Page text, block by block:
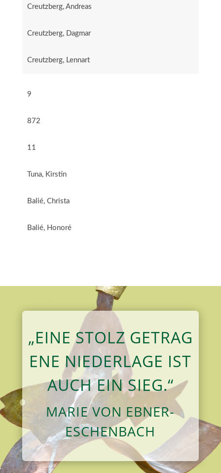
Creutzberg, Andreas
Creutzberg, Dagmar
Creutzberg, Lennart
9
872
11
Tuna, Kirstin
Balié, Christa
Balié, Honoré
„EINESTOLZGETRAG
ENE NIEDERLAGE IST
AUCH EIN SIEG.“
MARIE VON EBNER-
ESCHENBACH